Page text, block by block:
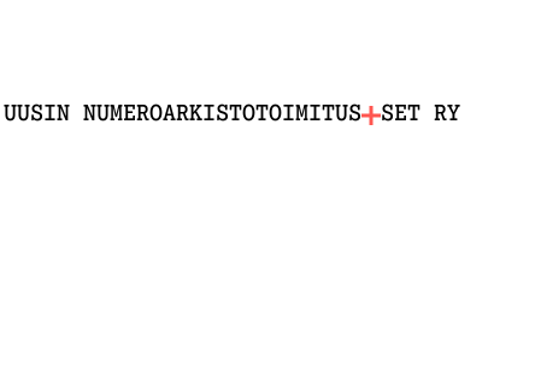
UUSIN NUMEROARKISTOTOIMITUS SET RY